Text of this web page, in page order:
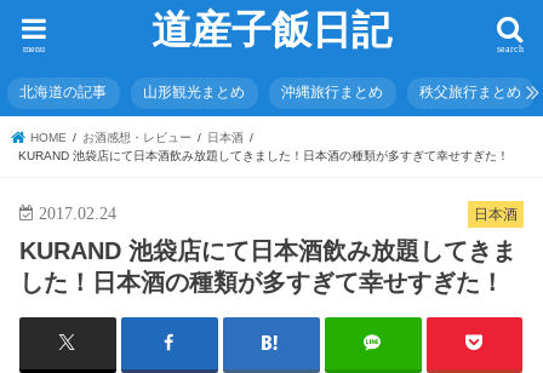
道産子飯日記 search
menu
北海道の記事 山形観光まとめ 沖縄旅行まとめ 秩父旅行まとめ
HOME お酒感想・レビュー
日本酒
KURAND 池袋店にて日本酒飲み放題してきました！日本酒の種類が多すぎて幸せすぎた！
日本酒
2017.02.24
KURAND 池袋店にて日本酒飲み放題してきま
した！日本酒の種類が多すぎて幸せすぎた！